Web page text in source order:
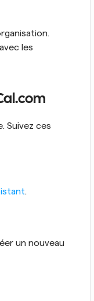
les
Suivez ces
.
un nouveau